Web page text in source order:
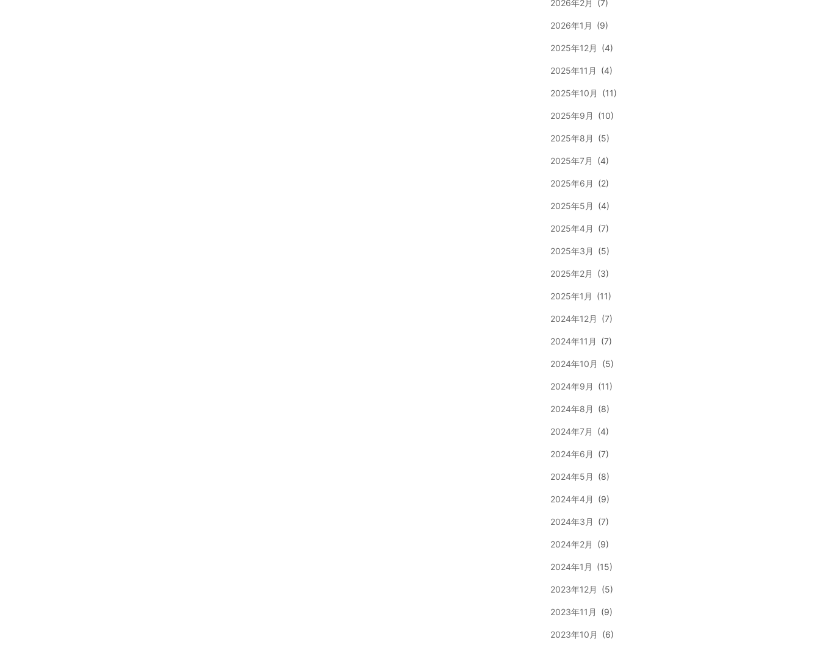
2026年2月 (7)
2026年1月 (9)
2025年12月 (4)
2025年11月 (4)
2025年10月 (11)
2025年9月 (10)
2025年8月 (5)
2025年7月 (4)
2025年6月 (2)
2025年5月 (4)
2025年4月 (7)
2025年3月 (5)
2025年2月 (3)
2025年1月 (11)
2024年12月 (7)
2024年11月 (7)
2024年10月 (5)
2024年9月 (11)
2024年8月 (8)
2024年7月 (4)
2024年6月 (7)
2024年5月 (8)
2024年4月 (9)
2024年3月 (7)
2024年2月 (9)
2024年1月 (15)
2023年12月 (5)
2023年11月 (9)
2023年10月 (6)